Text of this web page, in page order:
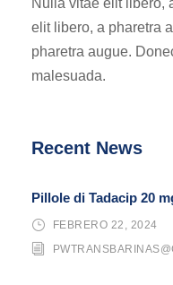
Nulla vitae elit libero,
elit libero, a pharetra
pharetra augue.
malesuada.
Recent News
Pillole di Tadacip 20
FEBRERO 22, 2024